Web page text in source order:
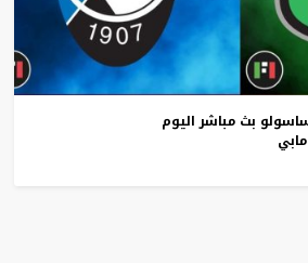
بث مباشر اليوم
مابي